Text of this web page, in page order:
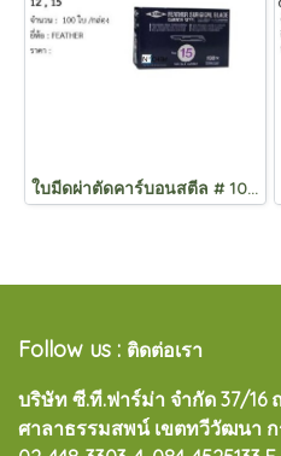
ใบมีดผ่าตัดคาร์บอนสตีล # 10 , 11 , 12 , 15
Follow us : ติดต่อเรา
บริษัท ซี.ที.ฟาร์ม่า จำกัด 37/16
ศาลาธรรมสพน์ เขตทวีวัฒนา ก